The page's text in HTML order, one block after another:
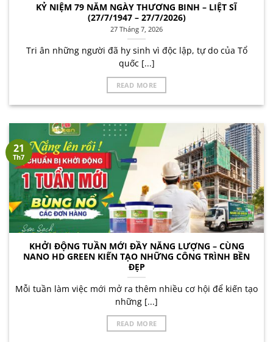
KỶ NIỆM 79 NĂM NGÀY THƯƠNG BINH – LIỆT SĨ
(27/7/1947 – 27/7/2026)
27 Tháng 7, 2026
Tri ân những người đã hy sinh vì độc lập, tự do của Tổ
quốc [...]
READ MORE
KHỞI ĐỘNG TUẦN MỚI ĐẦY NĂNG LƯỢNG – CÙNG
NANO HD GREEN KIẾN TẠO NHỮNG CÔNG TRÌNH BỀN
ĐẸP
Mỗi tuần làm việc mới mở ra thêm nhiều cơ hội để kiến tạo
những [...]
READ MORE
21
Th7